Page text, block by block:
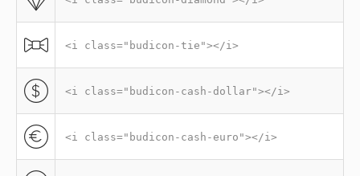
<i class="budicon-tie"></i>
<i class="budicon-cash-dollar"></i>
<i class="budicon-cash-euro"></i>